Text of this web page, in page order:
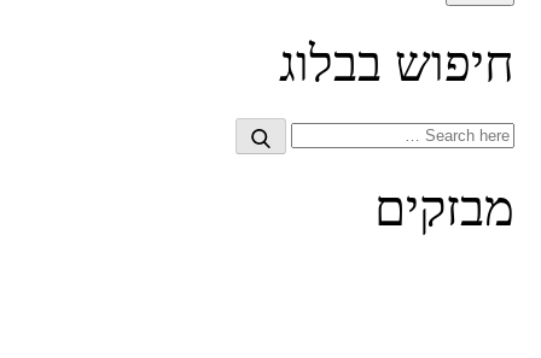
חיפוש בבלוג
Search
Search
מבזקים